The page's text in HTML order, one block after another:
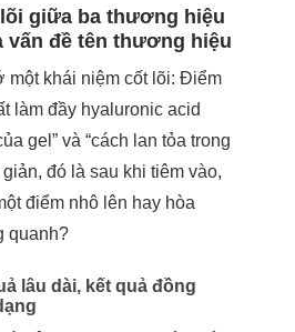
giữa ba thương hiệu
vấn đề tên thương hiệu
một khái niệm cốt lõi: Điểm
làm đầy hyaluronic acid
gel” và “cách lan tỏa trong
đó là sau khi tiêm vào,
điểm nhô lên hay hòa
quanh?
lâu dài, kết quả đồng